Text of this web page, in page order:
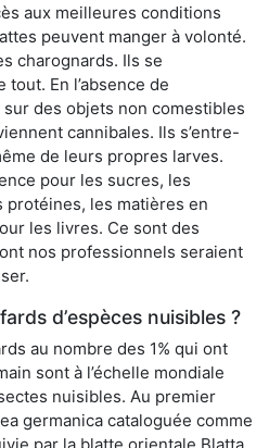
aux meilleures conditions
peuvent manger à volonté.
charognards. Ils se
En l’absence de
des objets non comestibles
cannibales. Ils s’entre-
de leurs propres larves.
pour les sucres, les
les matières en
les livres. Ce sont des
nos professionnels seraient
d’espèces nuisibles ?
au nombre des 1% qui ont
sont à l’échelle mondiale
nuisibles. Au premier
germanica cataloguée comme